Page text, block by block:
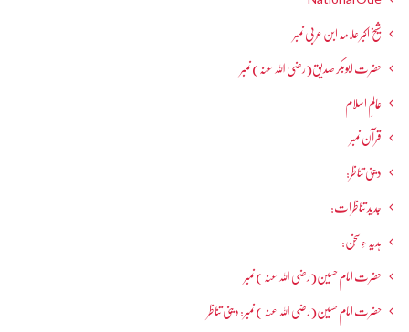
شیخ اکبر علامہ ابن عربی نمبر
حضرت ابوبکر صدیق(رضی اللہ عنہ) نمبر
عالمِ اسلام
قرآن نمبر
دینی تناظر:
جدید تناظرات:
ہدیہ ءِسُخن:
حضرت امام حسین(رضی اللہ عنہ ) نمبر
حضرت امام حسین(رضی اللہ عنہ ) نمبر: دینی تناظر